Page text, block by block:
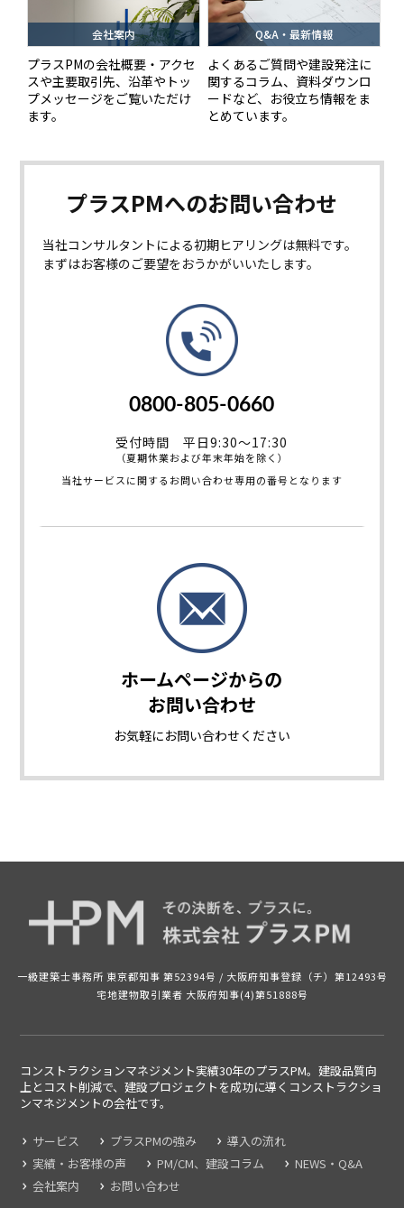
会社案内
プラスPMの会社概要・アクセ
スや主要取引先、沿革やトッ
プメッセージをご覧いただけ
ます。
Q&A・最新情報
よくあるご質問や建設発注に
関するコラム、資料ダウンロ
ードなど、お役立ち情報をま
とめています。
プラスPMへのお問い合わせ
当社コンサルタントによる初期ヒアリングは無料です。
まずはお客様のご要望をおうかがいいたします。
0800-805-0660
受付時間 平日9:30～17:30
（夏期休業および年末年始を除く）
当社サービスに関するお問い合わせ専用の番号となります
ホームページからの
お問い合わせ
お気軽にお問い合わせください
一級建築士事務所 東京都知事 第52394号 / 大阪府知事登録（チ）第12493号
宅地建物取引業者 大阪府知事(4)第51888号
コンストラクションマネジメント実績30年のプラスPM。建設品質向
上とコスト削減で、建設プロジェクトを成功に導くコンストラクショ
ンマネジメントの会社です。
サービス プラスPMの強み
導入の流れ
実績・お客様の声
PM/CM、建設コラム
NEWS・Q&A
会社案内
お問い合わせ